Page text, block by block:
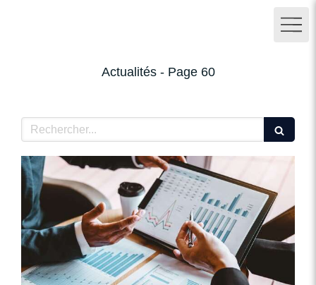
Actualités - Page 60
Rechercher